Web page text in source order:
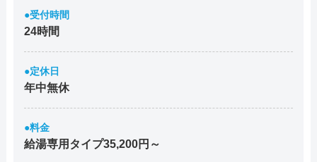
●受付時間
24時間
●定休日
年中無休
●料金
給湯専用タイプ35,200円～